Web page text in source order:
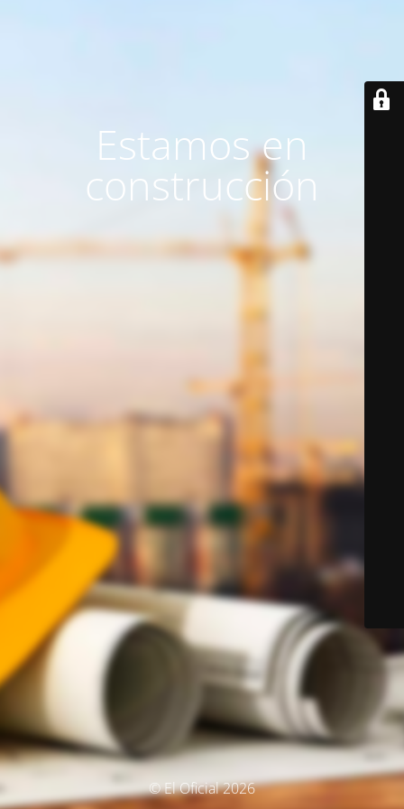
Estamos en
construcción
© El Oficial 2026